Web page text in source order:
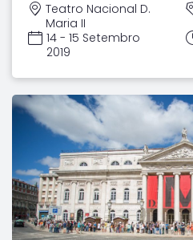
Teatro Nacional D.
Maria II
14 - 15 Setembro
2019